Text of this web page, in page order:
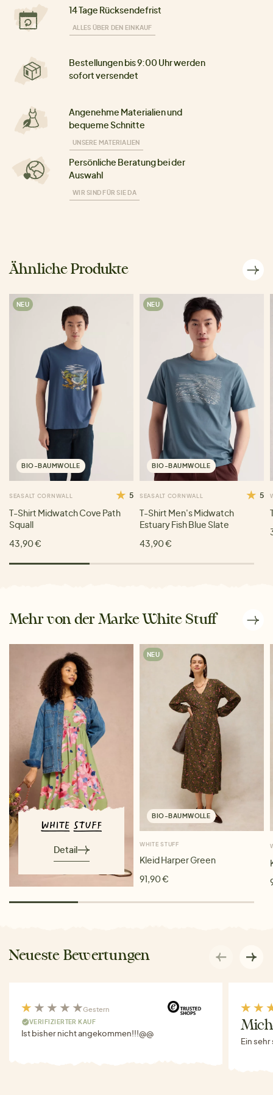
14 Tage Rücksendefrist
ALLES ÜBER DEN EINKAUF
Bestellungen bis 9:00 Uhr werden
sofort versendet
Angenehme Materialien und
bequeme Schnitte
UNSERE MATERIALIEN
Persönliche Beratung bei der
Auswahl
WIR SIND FÜR SIE DA
Ähnliche Produkte
NEU
BIO-BAUMWOLLE
SEASALT CORNWALL 5
T-Shirt Midwatch Cove Path
Squall
43,90 €
NEU
BIO-BAUMWOLLE
SEASALT CORNWALL 5
T-Shirt Men's Midwatch
Estuary Fish Blue Slate
43,90 €
Mehr von der Marke White Stuff
Detail
NEU
BIO-BAUMWOLLE
WHITE STUFF
Kleid Harper Green
91,90 €
Neueste Bewertungen
Gestern
VERIFIZIERTER KAUF
Ist bisher nicht angekommen!!!@@
Ein